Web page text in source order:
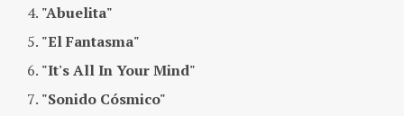
"Abuelita"
"El Fantasma"
"It's All In Your Mind"
"Sonido Cósmico"